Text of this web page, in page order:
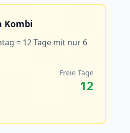
Kombi
= 12 Tage mit nur 6
Freie Tage
12